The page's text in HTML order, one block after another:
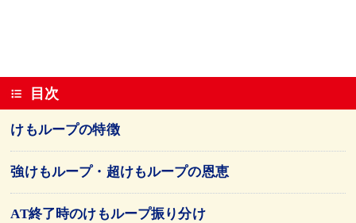
目次
けもループの特徴
強けもループ・超けもループの恩恵
AT終了時のけもループ振り分け